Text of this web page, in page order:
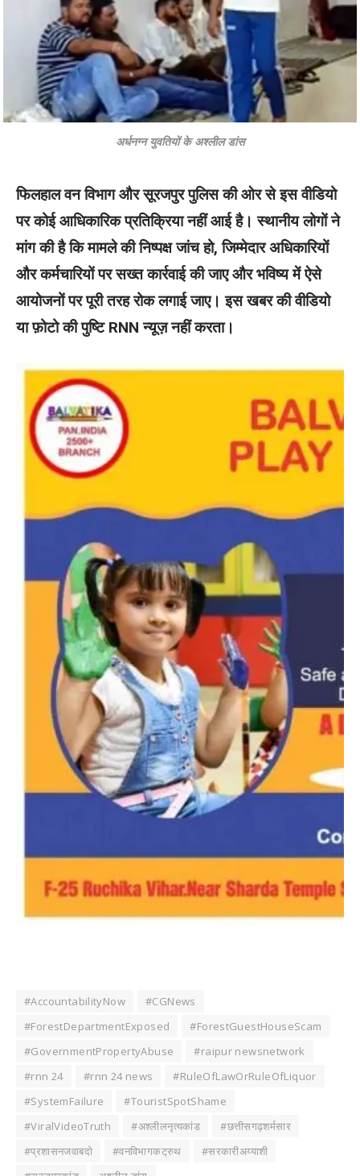
अर्धनग्न युवतियों के अश्लील डांस
फिलहाल वन विभाग और सूरजपुर पुलिस की ओर से इस वीडियो
पर कोई आधिकारिक प्रतिक्रिया नहीं आई है। स्थानीय लोगों ने
मांग की है कि मामले की निष्पक्ष जांच हो, जिम्मेदार अधिकारियों
और कर्मचारियों पर सख्त कार्रवाई की जाए और भविष्य में ऐसे
आयोजनों पर पूरी तरह रोक लगाई जाए। इस खबर की वीडियो
या फ़ोटो की पुष्टि RNN न्यूज़ नहीं करता।
#AccountabilityNow
#CGNews
#ForestDepartmentExposed
#ForestGuestHouseScam
#GovernmentPropertyAbuse
#raipur newsnetwork
#rnn 24
#rnn 24 news
#RuleOfLawOrRuleOfLiquor
#SystemFailure
#TouristSpotShame
#ViralVideoTruth
#अश्लीलनृत्यकांड
#छत्तीसगढ़शर्मसार
#प्रशासनजवाबदो
#वनविभागकट्रुथ
#सरकारीअय्याशी